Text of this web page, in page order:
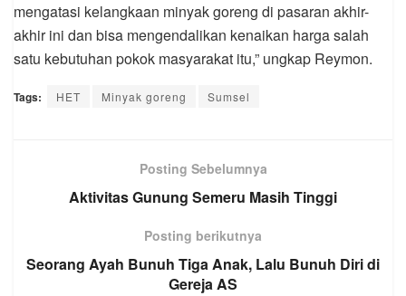
mengatasi kelangkaan minyak goreng di pasaran akhir-
akhir ini dan bisa mengendalikan kenaikan harga salah
satu kebutuhan pokok masyarakat itu,” ungkap Reymon.
Tags: HET Minyak goreng Sumsel
Posting Sebelumnya
Aktivitas Gunung Semeru Masih Tinggi
Posting berikutnya
Seorang Ayah Bunuh Tiga Anak, Lalu Bunuh Diri di
Gereja AS